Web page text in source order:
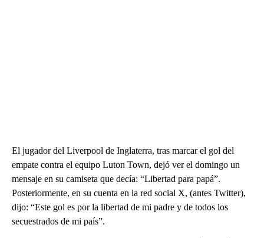
El jugador del Liverpool de Inglaterra, tras marcar el gol del
empate contra el equipo Luton Town, dejó ver el domingo un
mensaje en su camiseta que decía: “Libertad para papá”.
Posteriormente, en su cuenta en la red social X, (antes Twitter),
dijo: “Este gol es por la libertad de mi padre y de todos los
secuestrados de mi país”.